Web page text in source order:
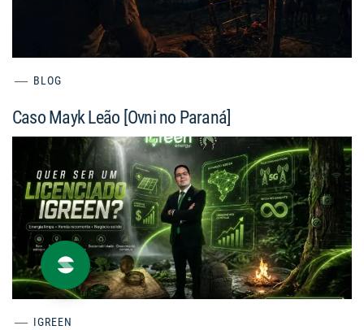
BLOG
Caso Mayk Leão [Ovni no Paraná]
IGREEN